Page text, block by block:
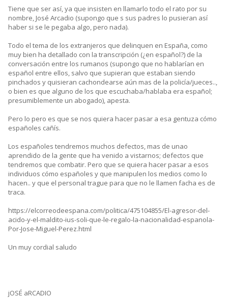
Tiene que ser así, ya que insisten en llamarlo todo el rato por su
nombre, José Arcadio (supongo que s sus padres lo pusieran así
haber si se le pegaba algo, pero nada).
Todo el tema de los extranjeros que delinquen en España, como
muy bien ha detallado con la transcripción (¿en español?) de la
conversación entre los rumanos (supongo que no hablarían en
español entre ellos, salvo que supieran que estaban siendo
pinchados y quisieran cachondearse aún mas de la policía/jueces..,
o bien es que alguno de los que escuchaba/hablaba era español;
presumiblemente un abogado), apesta.
Pero lo pero es que se nos quiera hacer pasar a esa gentuza cómo
españoles cañís.
Los españoles tendremos muchos defectos, mas de unao
aprendido de la gente que ha venido a vistarnos; defectos que
tendremos que combatir. Pero que se quiera hacer pasar a esos
individuos cómo españoles y que manipulen los medios como lo
hacen.. y que el personal trague para que no le llamen facha es de
traca.
https://elcorreodeespana.com/politica/475104855/El-agresor-del-
acido-y-el-maldito-ius-soli-que-le-regalo-la-nacionalidad-espanola-
Por-Jose-Miguel-Perez.html
Un muy cordial saludo
jOSÉ aRCADIO